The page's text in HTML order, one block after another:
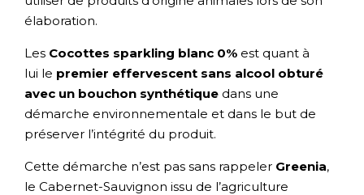
élaboration.
Les Cocottes sparkling blanc 0% est quant à
lui le premier effervescent sans alcool obturé
avec un bouchon synthétique dans une
démarche environnementale et dans le but de
préserver l’intégrité du produit.
Cette démarche n’est pas sans rappeler Greenia,
le Cabernet-Sauvignon issu de l’agriculture